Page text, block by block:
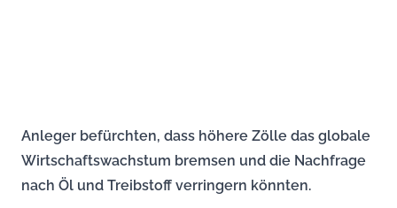
Anleger befürchten, dass höhere Zölle das globale
Wirtschaftswachstum bremsen und die Nachfrage
nach Öl und Treibstoff verringern könnten.